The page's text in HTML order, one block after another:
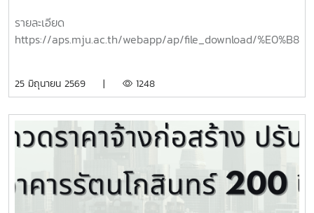
รายละเอียด
https://aps.mju.ac.th/webapp/ap/file_download/
25 มิถุนายน 2569 | 1248